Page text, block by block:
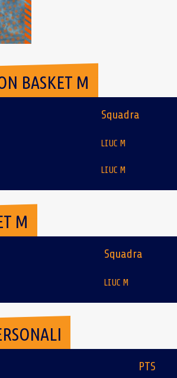
BASKET M
Squadra
LIUC M
LIUC M
M
Squadra
LIUC M
PTS